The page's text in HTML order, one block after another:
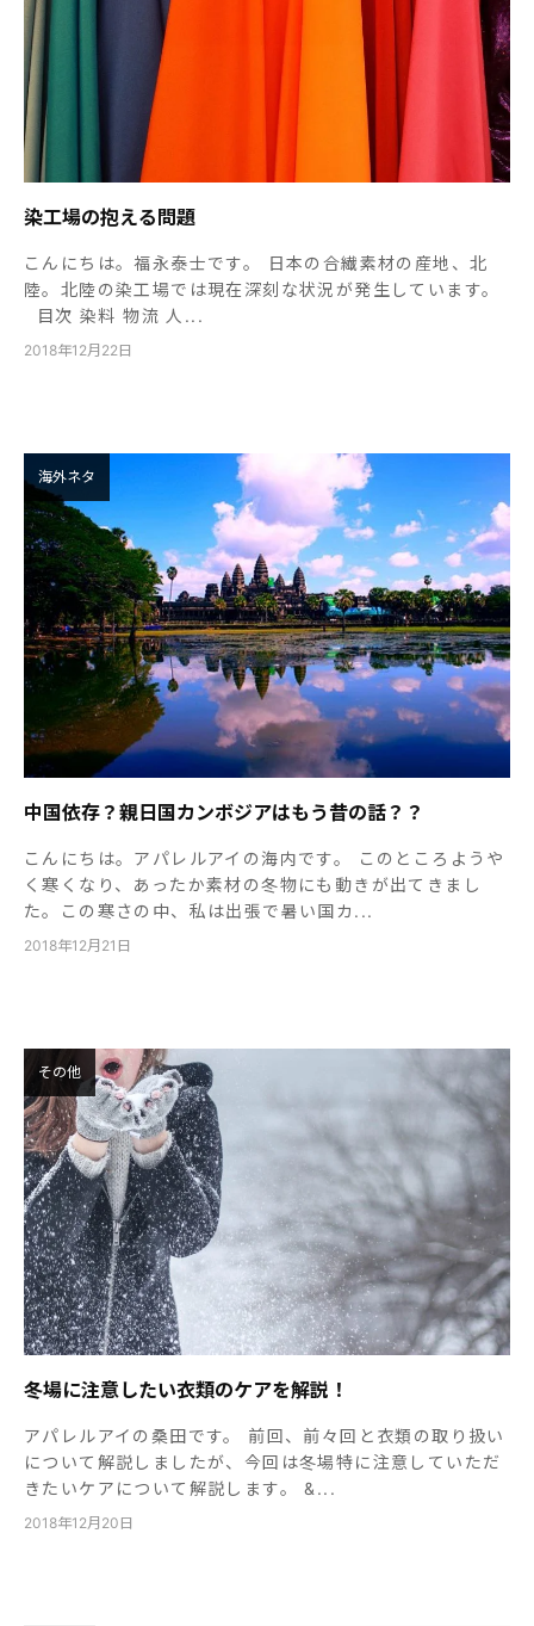
染工場の抱える問題
こんにちは。福永泰士です。 日本の合繊素材の産地、北
陸。北陸の染工場では現在深刻な状況が発生しています。
目次 染料 物流 人...
2018年12月22日
海外ネタ
中国依存？親日国カンボジアはもう昔の話？？
こんにちは。アパレルアイの海内です。 このところようや
く寒くなり、あったか素材の冬物にも動きが出てきまし
た。この寒さの中、私は出張で暑い国カ...
2018年12月21日
その他
冬場に注意したい衣類のケアを解説！
アパレルアイの桑田です。 前回、前々回と衣類の取り扱い
について解説しましたが、今回は冬場特に注意していただ
きたいケアについて解説します。 &...
2018年12月20日